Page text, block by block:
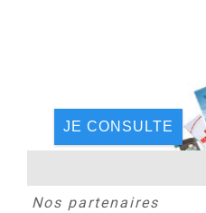
JE CONSULTE
Nos partenaires